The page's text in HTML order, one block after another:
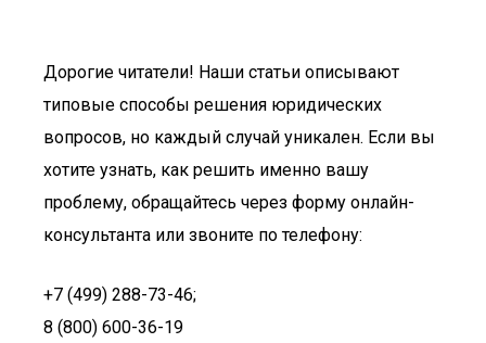
Дорогие читатели! Наши статьи описывают
типовые способы решения юридических
вопросов, но каждый случай уникален. Если вы
хотите узнать, как решить именно вашу
проблему, обращайтесь через форму онлайн-
консультанта или звоните по телефону:
+7 (499) 288-73-46;
8 (800) 600-36-19